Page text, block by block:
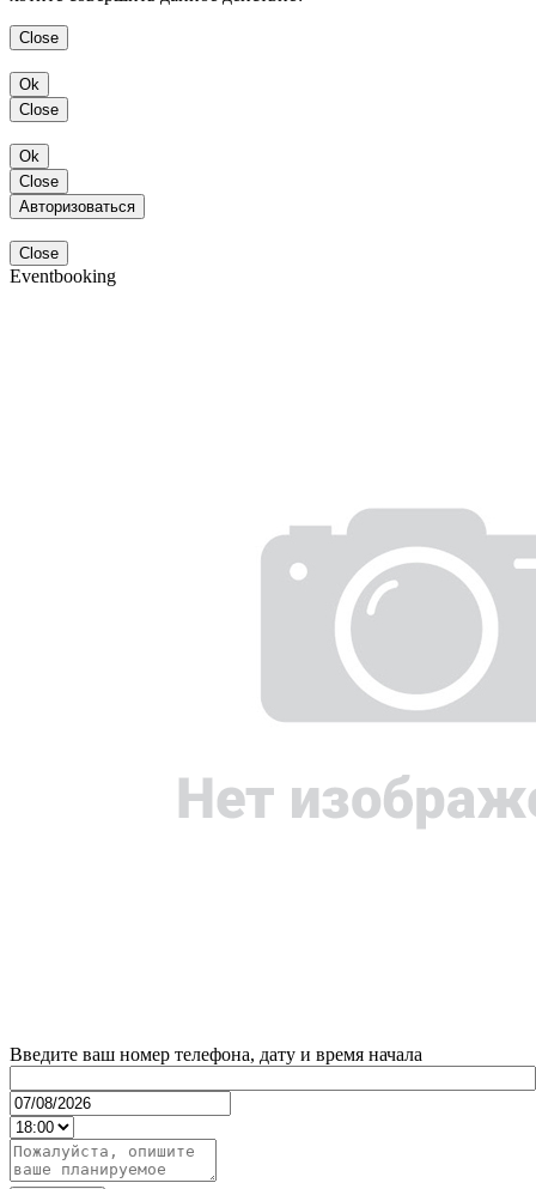
Close
Ok
Close
Ok
Close
Авторизоваться
Close
Eventbooking
Введите ваш номер телефона, дату и время начала